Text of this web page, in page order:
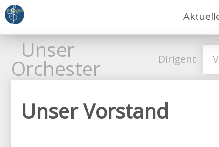
Unser
Orchester Dirigent
Unser Vorstand